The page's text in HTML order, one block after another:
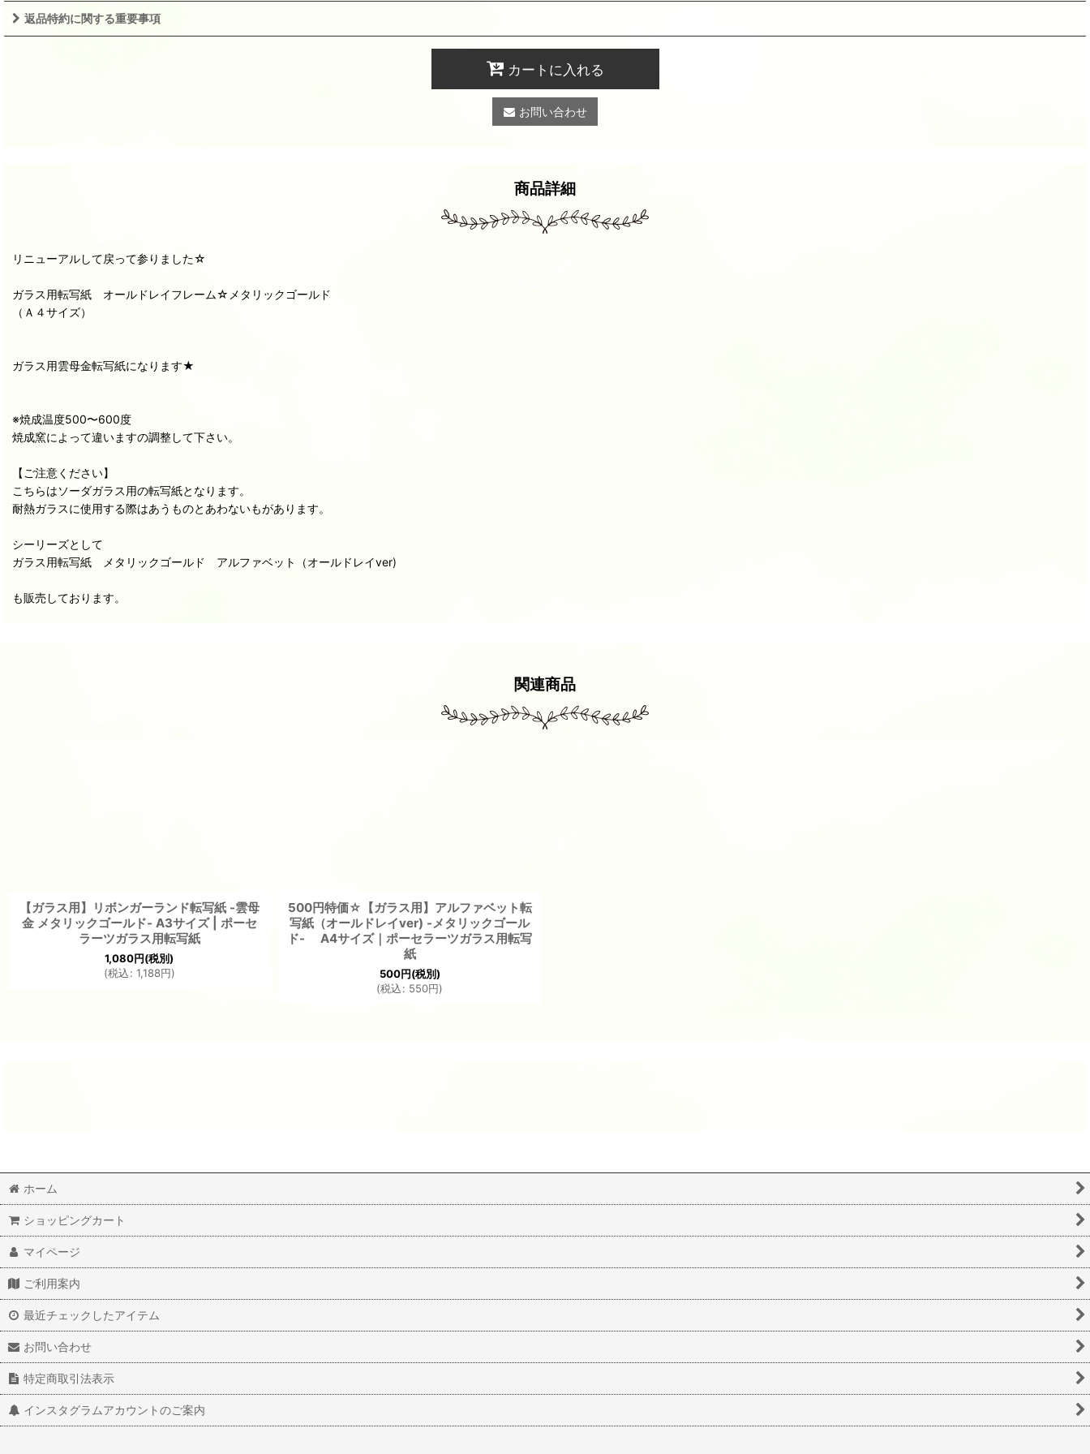
返品特約に関する重要事項
カートに入れる
お問い合わせ
商品詳細
リニューアルして戻って参りました☆
ガラス用転写紙 オールドレイフレーム☆メタリックゴールド
（Ａ４サイズ）
ガラス用雲母金転写紙になります★
※焼成温度500〜600度
焼成窯によって違いますの調整して下さい。
【ご注意ください】
こちらはソーダガラス用の転写紙となります。
耐熱ガラスに使用する際はあうものとあわないもがあります。
シーリーズとして
ガラス用転写紙 メタリックゴールド アルファベット（オールドレイver)
も販売しております。
関連商品
【ガラス用】リボンガーランド転写紙 -雲母
金 メタリックゴールド- A3サイズ | ポーセ
ラーツガラス用転写紙
1,080円(税別)
(税込: 1,188円)
500円特価☆【ガラス用】アルファベット転
写紙（オールドレイver) -メタリックゴール
ド- A4サイズ｜ポーセラーツガラス用転写
紙
500円(税別)
(税込: 550円)
ホーム
ショッピングカート
マイページ
ご利用案内
最近チェックしたアイテム
お問い合わせ
特定商取引法表示
インスタグラムアカウントのご案内